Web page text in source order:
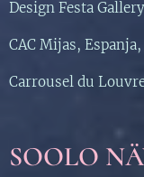
Design Festa
CAC Mijas,
Carrousel du
SOOLO